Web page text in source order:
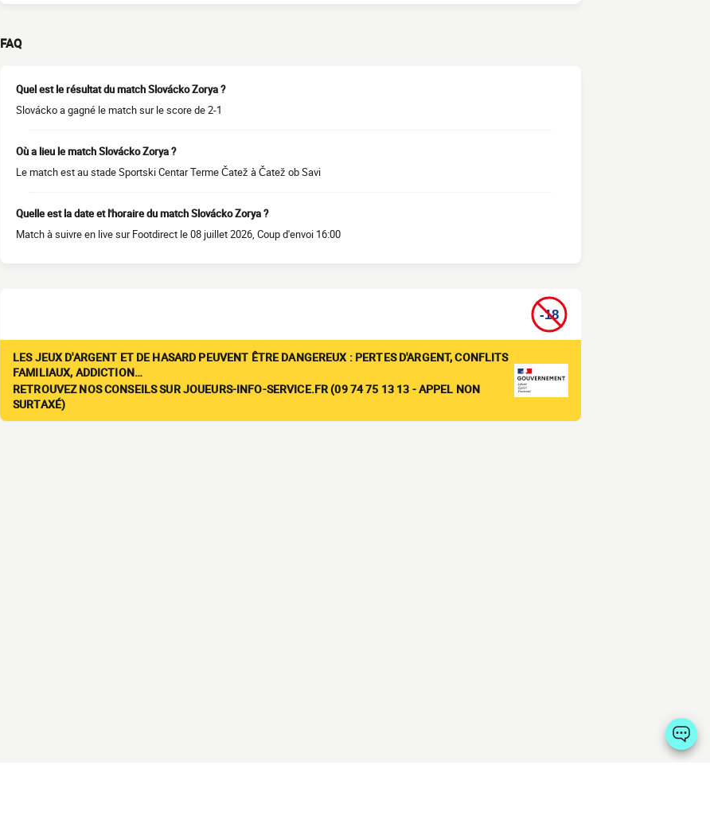
FAQ
Quel est le résultat du match Slovácko Zorya ?
Slovácko a gagné le match sur le score de 2-1
Où a lieu le match Slovácko Zorya ?
Le match est au stade Sportski Centar Terme Čatež à Čatež ob Savi
Quelle est la date et l'horaire du match Slovácko Zorya ?
Match à suivre en live sur Footdirect le 08 juillet 2026, Coup d'envoi 16:00
LES JEUX D'ARGENT ET DE HASARD PEUVENT ÊTRE DANGEREUX : PERTES D'ARGENT, CONFLITS
FAMILIAUX, ADDICTION…
RETROUVEZ NOS CONSEILS SUR JOUEURS-INFO-SERVICE.FR (09 74 75 13 13 - APPEL NON
SURTAXÉ)